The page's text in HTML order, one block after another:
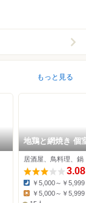
もっと見る
地鶏と網焼き 個
酒屋 鶏匠 長野駅
居酒屋、鳥料理、鍋
3.08
Dinner:
￥5,000～￥5,999
Lunch:
￥5,000～￥5,999